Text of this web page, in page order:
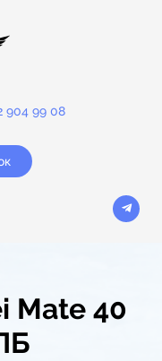
904 99 08
Mate 40